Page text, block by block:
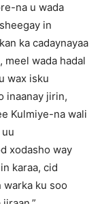
na u wada
in
ka cadaynayaa
meel wada hadal
wax isku
inaanay jirin,
Kulmiye-na wali
xodasho way
karaa, cid
warka ku soo